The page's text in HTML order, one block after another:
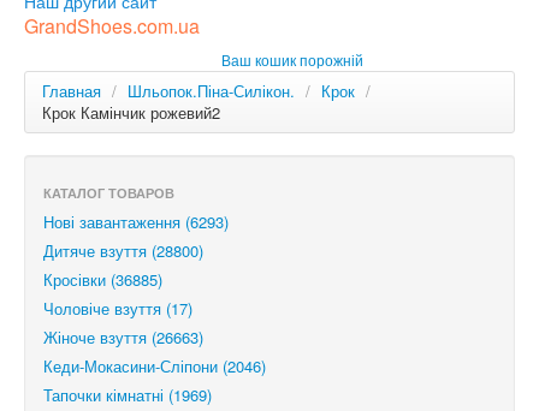
РОС
GrandShoes.com.ua
Ваш кошик порожній
Главная / Шльопок.Піна-Силікон. / Крок /
Крок Камінчик рожевий2
КАТАЛОГ ТОВАРОВ
Нові завантаження (6293)
Дитяче взуття (28800)
Кросівки (36885)
Чоловіче взуття (17)
Жіноче взуття (26663)
Кеди-Мокасини-Сліпони (2046)
Тапочки кімнатні (1969)